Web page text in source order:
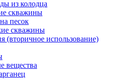
из колодца
скважины
песок
скважины
(вторичное использование)
вещества